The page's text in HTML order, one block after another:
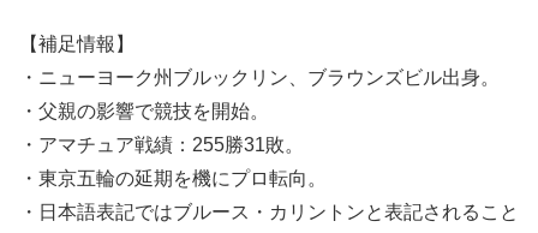
【補足情報】
・ニューヨーク州ブルックリン、ブラウンズビル出身。
・父親の影響で競技を開始。
・アマチュア戦績：255勝31敗。
・東京五輪の延期を機にプロ転向。
・日本語表記ではブルース・カリントンと表記されること